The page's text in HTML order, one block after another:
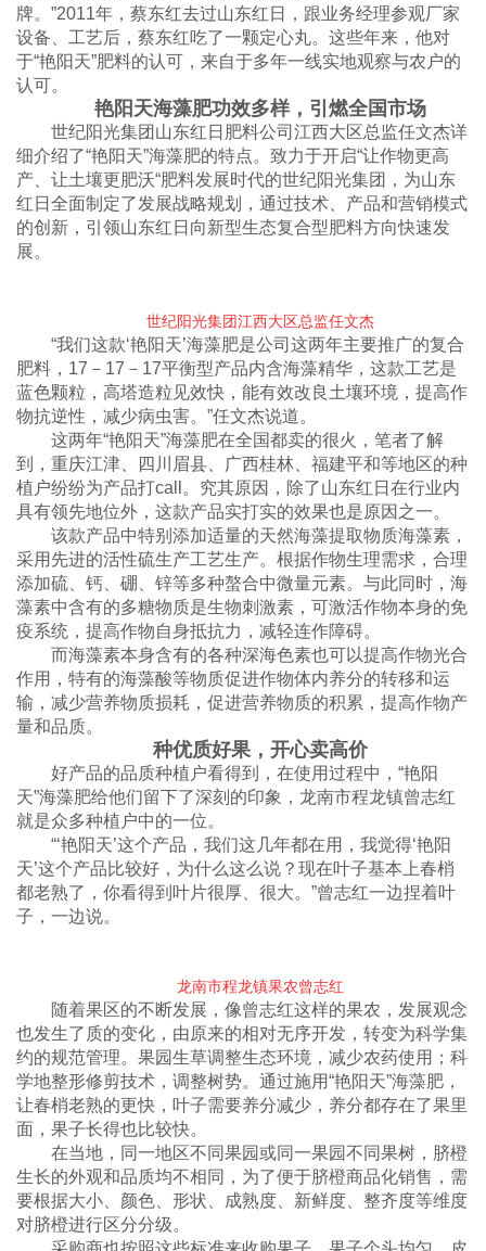
牌。”2011年，蔡东红去过山东红日，跟业务经理参观厂家
设备、工艺后，蔡东红吃了一颗定心丸。这些年来，他对
于“艳阳天”肥料的认可，来自于多年一线实地观察与农户的
认可。
艳阳天海藻肥功效多样，引燃全国市场
世纪阳光集团山东红日肥料公司江西大区总监任文杰详
细介绍了“艳阳天”海藻肥的特点。致力于开启“让作物更高
产、让土壤更肥沃“肥料发展时代的世纪阳光集团，为山东
红日全面制定了发展战略规划，通过技术、产品和营销模式
的创新，引领山东红日向新型生态复合型肥料方向快速发
展。
世纪阳光集团江西大区总监任文杰
“我们这款‘艳阳天’海藻肥是公司这两年主要推广的复合
肥料，17－17－17平衡型产品内含海藻精华，这款工艺是
蓝色颗粒，高塔造粒见效快，能有效改良土壤环境，提高作
物抗逆性，减少病虫害。”任文杰说道。
这两年“艳阳天”海藻肥在全国都卖的很火，笔者了解
到，重庆江津、四川眉县、广西桂林、福建平和等地区的种
植户纷纷为产品打call。究其原因，除了山东红日在行业内
具有领先地位外，这款产品实打实的效果也是原因之一。
该款产品中特别添加适量的天然海藻提取物质海藻素，
采用先进的活性硫生产工艺生产。根据作物生理需求，合理
添加硫、钙、硼、锌等多种螯合中微量元素。与此同时，海
藻素中含有的多糖物质是生物刺激素，可激活作物本身的免
疫系统，提高作物自身抵抗力，减轻连作障碍。
而海藻素本身含有的各种深海色素也可以提高作物光合
作用，特有的海藻酸等物质促进作物体内养分的转移和运
输，减少营养物质损耗，促进营养物质的积累，提高作物产
量和品质。
种优质好果，开心卖高价
好产品的品质种植户看得到，在使用过程中，“艳阳
天”海藻肥给他们留下了深刻的印象，龙南市程龙镇曾志红
就是众多种植户中的一位。
“‘艳阳天’这个产品，我们这几年都在用，我觉得‘艳阳
天’这个产品比较好，为什么这么说？现在叶子基本上春梢
都老熟了，你看得到叶片很厚、很大。”曾志红一边捏着叶
子，一边说。
龙南市程龙镇果农曾志红
随着果区的不断发展，像曾志红这样的果农，发展观念
也发生了质的变化，由原来的相对无序开发，转变为科学集
约的规范管理。果园生草调整生态环境，减少农药使用；科
学地整形修剪技术，调整树势。通过施用“艳阳天”海藻肥，
让春梢老熟的更快，叶子需要养分减少，养分都存在了果里
面，果子长得也比较快。
在当地，同一地区不同果园或同一果园不同果树，脐橙
生长的外观和品质均不相同，为了便于脐橙商品化销售，需
要根据大小、颜色、形状、成熟度、新鲜度、整齐度等维度
对脐橙进行区分分级。